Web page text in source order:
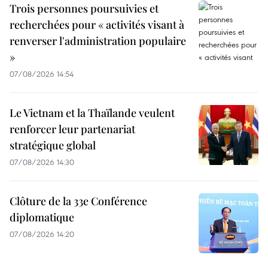
Trois personnes poursuivies et
recherchées pour « activités visant à
renverser l'administration populaire
»
07/08/2026 14:54
Le Vietnam et la Thaïlande veulent
renforcer leur partenariat
stratégique global
07/08/2026 14:30
Clôture de la 33e Conférence
diplomatique
07/08/2026 14:20